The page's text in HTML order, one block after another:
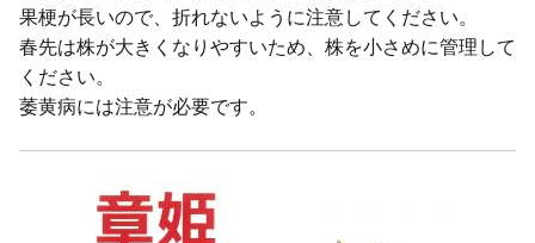
果梗が長いので、折れないように注意してください。
春先は株が大きくなりやすいため、株を小さめに管理して
ください。
萎黄病には注意が必要です。